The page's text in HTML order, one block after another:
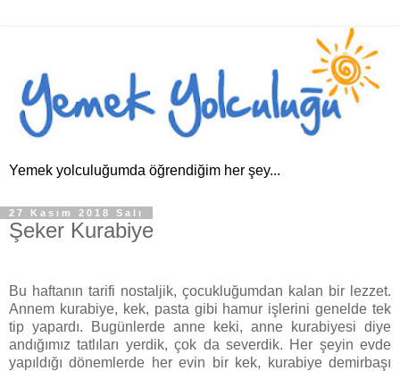
Yemek yolculuğumda öğrendiğim her şey...
27 Kasım 2018 Salı
Şeker Kurabiye
Bu haftanın tarifi nostaljik, çocukluğumdan kalan bir lezzet.
Annem kurabiye, kek, pasta gibi hamur işlerini genelde tek
tip yapardı. Bugünlerde anne keki, anne kurabiyesi diye
andığımız tatlıları yerdik, çok da severdik. Her şeyin evde
yapıldığı dönemlerde her evin bir kek, kurabiye demirbaşı